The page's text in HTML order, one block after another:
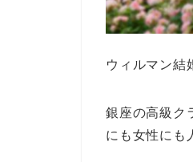
ウィルマン結
銀座の高級ク
にも女性にも